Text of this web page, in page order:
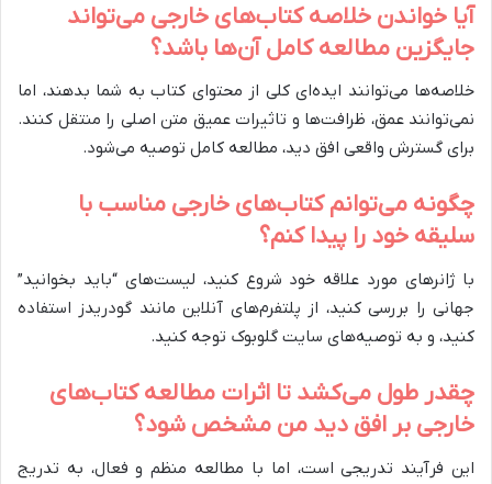
آیا خواندن خلاصه‌ کتاب‌های خارجی می‌تواند
جایگزین مطالعه کامل آن‌ها باشد؟
خلاصه‌ها می‌توانند ایده‌ای کلی از محتوای کتاب به شما بدهند، اما
نمی‌توانند عمق، ظرافت‌ها و تاثیرات عمیق متن اصلی را منتقل کنند.
برای گسترش واقعی افق دید، مطالعه کامل توصیه می‌شود.
چگونه می‌توانم کتاب‌های خارجی مناسب با
سلیقه خود را پیدا کنم؟
با ژانرهای مورد علاقه خود شروع کنید، لیست‌های “باید بخوانید”
جهانی را بررسی کنید، از پلتفرم‌های آنلاین مانند گودریدز استفاده
کنید، و به توصیه‌های سایت گلوبوک توجه کنید.
چقدر طول می‌کشد تا اثرات مطالعه کتاب‌های
خارجی بر افق دید من مشخص شود؟
این فرآیند تدریجی است، اما با مطالعه منظم و فعال، به تدریج